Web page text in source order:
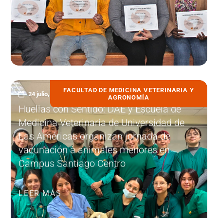
FACULTAD DE MEDICINA VETERINARIA Y
AGRONOMÍA
24 julio, 2026
Huellas con Sentido: DAE y Escuela de
Medicina Veterinaria de Universidad de
Las Américas organizan jornada de
vacunación a animales menores en
Campus Santiago Centro
LEER MÁS